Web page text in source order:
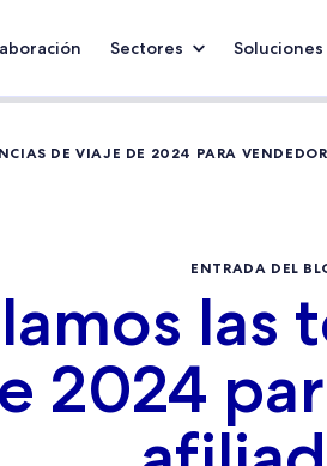
Sectores Soluciones
DE VIAJE DE 2024 PARA
ENTRADA DEL
las
2024